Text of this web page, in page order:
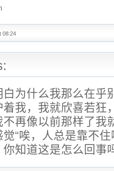
08:24
为什么我那么在乎
我，我就欣喜若狂
再像以前那样了我
“唉，人总是靠不
知道这是怎么回事